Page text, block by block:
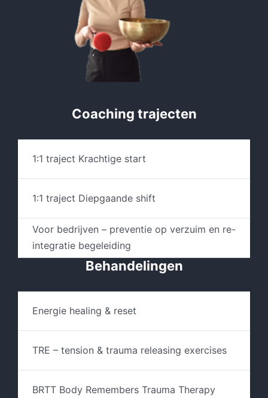
Coaching trajecten
1:1 traject Krachtige start
1:1 traject Diepgaande shift
Voor bedrijven – preventie op verzuim en re-
integratie begeleiding
Behandelingen
Energie healing & reset
TRE – tension & trauma releasing exercises
BRTT Body Remembers Trauma Therapy